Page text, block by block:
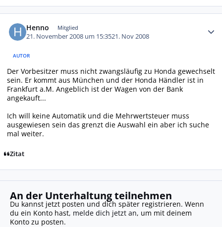
Henno Mitglied
21. November 2008 um 15:3521. Nov 2008
AUTOR
Der Vorbesitzer muss nicht zwangsläufig zu Honda gewechselt
sein. Er kommt aus München und der Honda Händler ist in
Frankfurt a.M. Angeblich ist der Wagen von der Bank
angekauft...
Ich will keine Automatik und die Mehrwertsteuer muss
ausgewiesen sein das grenzt die Auswahl ein aber ich suche
mal weiter.
Zitat
An der Unterhaltung teilnehmen
Du kannst jetzt posten und dich später registrieren. Wenn
du ein Konto hast, melde dich jetzt an, um mit deinem
Konto zu posten.